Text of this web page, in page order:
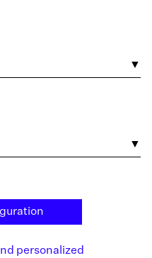
personalized